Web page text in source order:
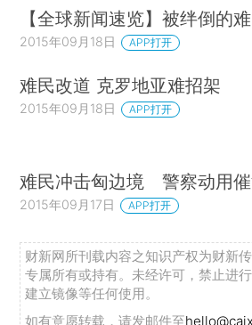
【全球新闻速览】被绊倒的
2015年09月18日 APP打开
难民改道 克罗地亚难招架
2015年09月18日 APP打开
难民冲击匈边境 警察动用
2015年09月17日 APP打开
财新网所刊载内容之知识产权为财新
专属所有或持有。未经许可，禁止进
建立镜像等任何使用。
如有意愿转载，请发邮件至